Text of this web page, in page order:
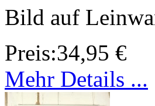
Bild auf
Preis:34,95 €
Mehr Details ...